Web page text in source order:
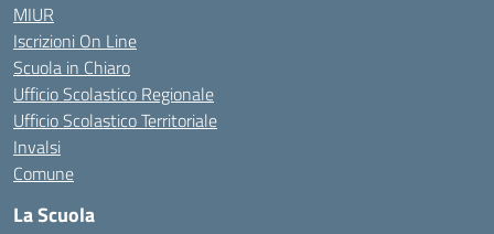
MIUR
Iscrizioni On Line
Scuola in Chiaro
Ufficio Scolastico Regionale
Ufficio Scolastico Territoriale
Invalsi
Comune
La Scuola